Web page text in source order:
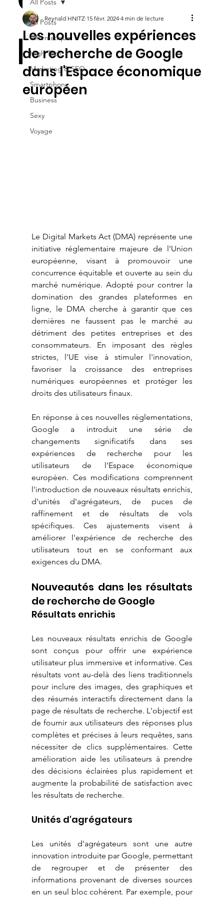
M
All Posts
Informatique
High Tech
Marketing & SEO
Smartphone
Business
Sexy
Voyage
All Posts
Les nouvelles expériences
de recherche de Google
dans l'Espace économique
européen
Reynald HNITZ 15 févr. 2024 4 min de lecture
Le Digital Markets Act (DMA) représente une
initiative réglementaire majeure de l'Union
européenne, visant à promouvoir une
concurrence équitable et ouverte au sein du
marché numérique. Adopté pour contrer la
domination des grandes plateformes en
ligne, le DMA cherche à garantir que ces
dernières ne faussent pas le marché au
détriment des petites entreprises et des
consommateurs. En imposant des règles
strictes, l'UE vise à stimuler l'innovation,
favoriser la croissance des entreprises
numériques européennes et protéger les
droits des utilisateurs finaux.
En réponse à ces nouvelles réglementations,
Google a introduit une série de
changements significatifs dans ses
expériences de recherche pour les
utilisateurs de l'Espace économique
européen. Ces modifications comprennent
l'introduction de nouveaux résultats enrichis,
d'unités d'agrégateurs, de puces de
raffinement et de résultats de vols
spécifiques. Ces ajustements visent à
améliorer l'expérience de recherche des
utilisateurs tout en se conformant aux
exigences du DMA.
Nouveautés dans les résultats
de recherche de Google
Résultats enrichis
Les nouveaux résultats enrichis de Google
sont conçus pour offrir une expérience
utilisateur plus immersive et informative. Ces
résultats vont au-delà des liens traditionnels
pour inclure des images, des graphiques et
des résumés interactifs directement dans la
page de résultats de recherche. L'objectif est
de fournir aux utilisateurs des réponses plus
complètes et précises à leurs requêtes, sans
nécessiter de clics supplémentaires. Cette
amélioration aide les utilisateurs à prendre
des décisions éclairées plus rapidement et
augmente la probabilité de satisfaction avec
les résultats de recherche.
Unités d'agrégateurs
Les unités d'agrégateurs sont une autre
innovation introduite par Google, permettant
de regrouper et de présenter des
informations provenant de diverses sources
en un seul bloc cohérent. Par exemple, pour